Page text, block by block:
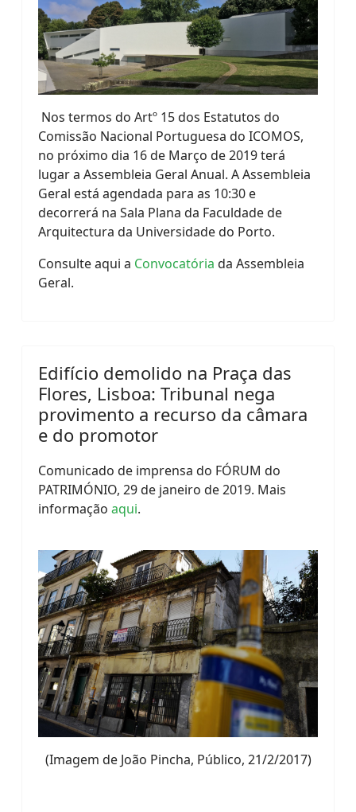
Nos termos do Artº 15 dos Estatutos do
Comissão Nacional Portuguesa do ICOMOS,
no próximo dia 16 de Março de 2019 terá
lugar a Assembleia Geral Anual. A Assembleia
Geral está agendada para as 10:30 e
decorrerá na Sala Plana da Faculdade de
Arquitectura da Universidade do Porto.
Consulte aqui a Convocatória da Assembleia
Geral.
Edifício demolido na Praça das
Flores, Lisboa: Tribunal nega
provimento a recurso da câmara
e do promotor
Comunicado de imprensa do FÓRUM do
PATRIMÓNIO, 29 de janeiro de 2019. Mais
informação aqui.
(Imagem de João Pincha, Público, 21/2/2017)